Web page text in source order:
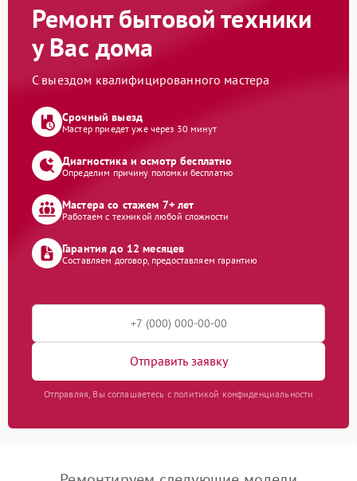
Ремонт бытовой техники
у Вас дома
С выездом квалифицированного мастера
Срочный выезд
Мастер приедет уже через 30 минут
Диагностика и осмотр бесплатно
Определим причину поломки бесплатно
Мастера со стажем 7+ лет
Работаем с техникой любой сложности
Гарантия до 12 месяцев
Составляем договор, предоставляем гарантию
Отправить заявку
Отправляя, Вы соглашаетесь с политикой конфиденциальности